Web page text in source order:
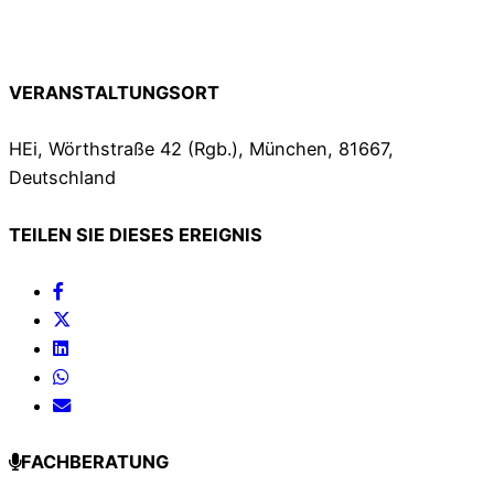
VERANSTALTUNGSORT
HEi, Wörthstraße 42 (Rgb.), München, 81667,
Deutschland
TEILEN SIE DIESES EREIGNIS
FACHBERATUNG